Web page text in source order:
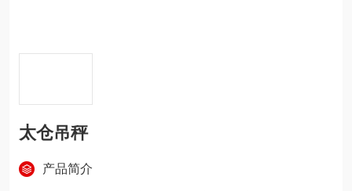
太仓吊秤
产品简介